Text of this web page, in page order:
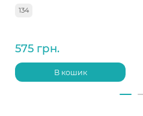
134
575 грн.
В кошик